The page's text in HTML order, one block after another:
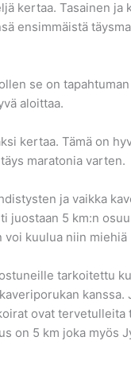
kertaa. Tasainen ja
ensimmäistä
se on
aloittaa.
kertaa. Tämä on
maratonia varten.
ja vaikka
juostaan 5 km:n
kuulua niin miehiä
tarkoitettu
kanssa.
ovat tervetulleita
on 5 km joka myös